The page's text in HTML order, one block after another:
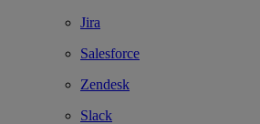
Jira
Salesforce
Zendesk
Slack